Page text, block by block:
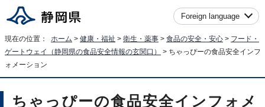
Foreign language
現在の位置： ホーム > 健康・福祉 > 衛生・薬事 > 食品の安全・安心 > フード・
ゲートウェイ（静岡県の食品安全情報の玄関口）
> ちゃっぴーの食品安全インフ
ォメーション
ちゃっぴーの食品安全インフォメ